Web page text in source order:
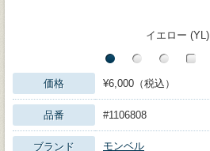
イエロー (YL)
価格 ¥6,000（税込）
品番 #1106808
ブランド モンベル